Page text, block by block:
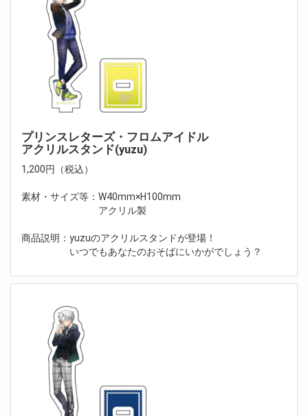
プリンスレターズ・フロムアイドル
アクリルスタンド(yuzu)
1,200円（税込）
素材・サイズ等：W40mm×H100mm
アクリル製
商品説明：yuzuのアクリルスタンドが登場！
いつでもあなたのおそばにいかがでしょう？